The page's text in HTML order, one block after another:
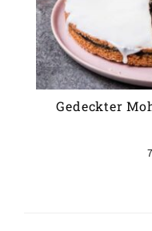
Gedeckter